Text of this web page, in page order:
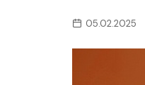
05.02.2025